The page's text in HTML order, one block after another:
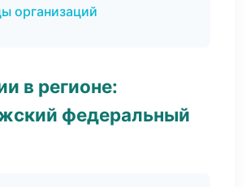
организаций
в регионе:
федеральный